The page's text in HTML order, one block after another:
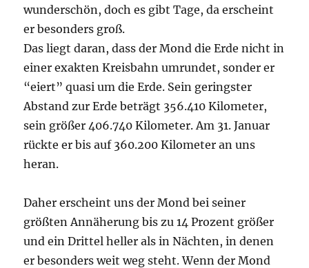
wunderschön, doch es gibt Tage, da erscheint
er besonders groß.
Das liegt daran, dass der Mond die Erde nicht in
einer exakten Kreisbahn umrundet, sonder er
“eiert” quasi um die Erde. Sein geringster
Abstand zur Erde beträgt 356.410 Kilometer,
sein größer 406.740 Kilometer. Am 31. Januar
rückte er bis auf 360.200 Kilometer an uns
heran.
Daher erscheint uns der Mond bei seiner
größten Annäherung bis zu 14 Prozent größer
und ein Drittel heller als in Nächten, in denen
er besonders weit weg steht. Wenn der Mond